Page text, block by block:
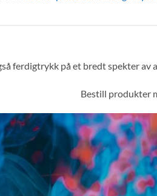
ferdigtrykk på et bredt spekter av
Bestill produkter